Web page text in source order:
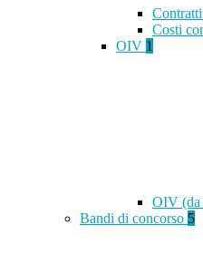
Costi
OIV 1
OIV (da
Bandi di concorso 5